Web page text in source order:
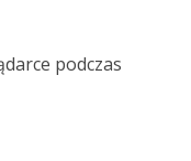
podczas